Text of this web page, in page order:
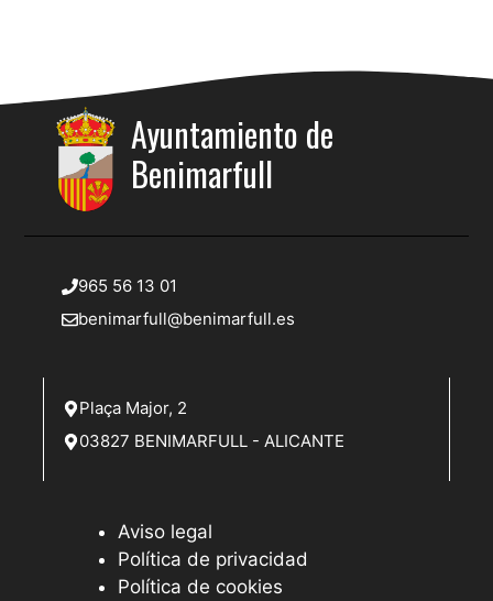
Ayuntamiento de
Benimarfull
965 56 13 01
benimarfull@benimarfull.es
Plaça Major, 2
03827 BENIMARFULL - ALICANTE
Aviso legal
Política de privacidad
Política de cookies